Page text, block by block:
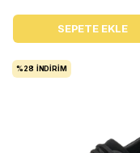
SEPETE EKLE
%28 İNDIRIM